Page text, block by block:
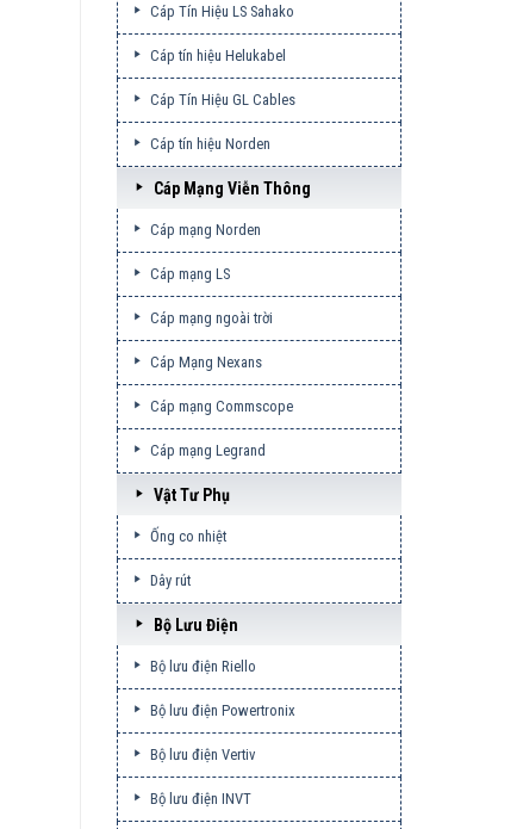
Cáp Tín Hiệu LS Sahako
Cáp tín hiệu Helukabel
Cáp Tín Hiệu GL Cables
Cáp tín hiệu Norden
Cáp Mạng Viễn Thông
Cáp mạng Norden
Cáp mạng LS
Cáp mạng ngoài trời
Cáp Mạng Nexans
Cáp mạng Commscope
Cáp mạng Legrand
Vật Tư Phụ
Ống co nhiệt
Dây rút
Bộ Lưu Điện
Bộ lưu điện Riello
Bộ lưu điện Powertronix
Bộ lưu điện Vertiv
Bộ lưu điện INVT